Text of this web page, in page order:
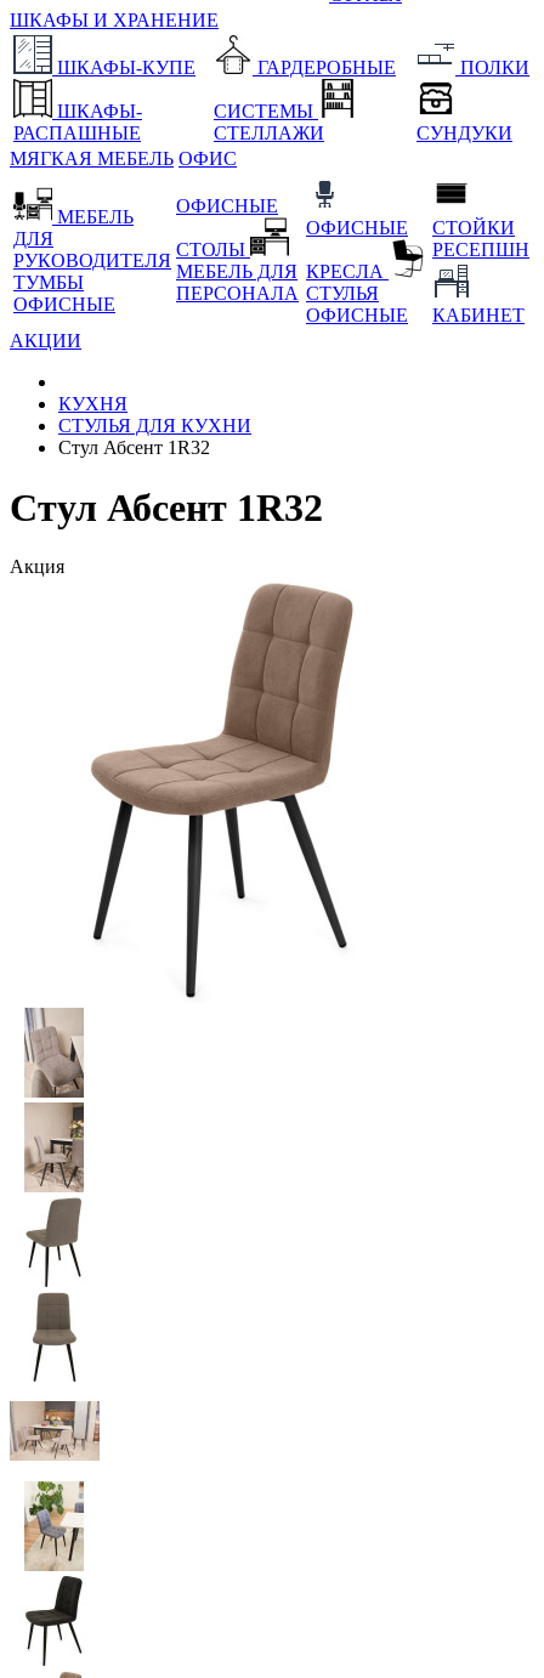
ШКАФЫ И ХРАНЕНИЕ
ШКАФЫ-КУПЕ
ШКАФЫ-
РАСПАШНЫЕ
ГАРДЕРОБНЫЕ
СИСТЕМЫ
СТЕЛЛАЖИ
ПОЛКИ
СУНДУКИ
МЯГКАЯ МЕБЕЛЬ ОФИС
МЕБЕЛЬ
ДЛЯ
РУКОВОДИТЕЛЯ
ТУМБЫ
ОФИСНЫЕ
ОФИСНЫЕ
СТОЛЫ
МЕБЕЛЬ ДЛЯ
ПЕРСОНАЛА
ОФИСНЫЕ
КРЕСЛА
СТУЛЬЯ
ОФИСНЫЕ
СТОЙКИ
РЕСЕПШН
КАБИНЕТ
АКЦИИ
КУХНЯ
СТУЛЬЯ ДЛЯ КУХНИ
Стул Абсент 1R32
Стул Абсент 1R32
Акция